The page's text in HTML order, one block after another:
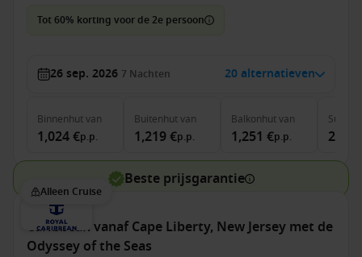
Tot 60% korting voor de 2e persoon
26 sep. 2026 7 Nachten 20 alternatieven
Binnenhutvan
1,024 €p.p.
Buitenhutvan
1,219 €p.p.
Balkonhutvan
1,251 €p.p.
Suite
Beste prijsgarantie
Alleen Cruise
Caribbean vanaf Cape Liberty, New Jersey met de
Odyssey of the Seas